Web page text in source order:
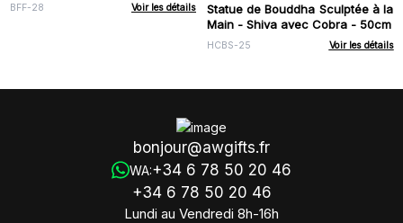
BFF-28 Voir les détails
Statue de Bouddha Sculptée à la
Main - Shiva avec Cobra - 50cm
HCBS-25 Voir les détails
bonjour@awgifts.fr
WA:+34 6 78 50 20 46
+34 6 78 50 20 46
Lundi au Vendredi 8h-16h